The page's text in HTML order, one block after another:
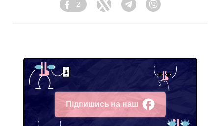
Facebook
2
Twitter TelegramViber
Підпишись на наш
Facebook